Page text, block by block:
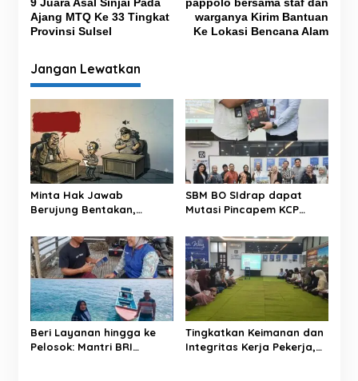
v
i
g
a
s
i
p
o
s
Ajang MTQ Ke 33 Tingkat
Provinsi Sulsel
warganya Kirim Bantuan
Ke Lokasi Bencana Alam
Jangan Lewatkan
Minta Hak Jawab
Berujung Bentakan,
Badan’ Soal Berita ‘Upeti’
UPPKB Pallangga?
SBM BO SIdrap dapat
Mutasi Pincapem KCP
Segenap Pekerja BRI
Adakan Perpisahan,
Berikan Doa Terbaik
Beri Layanan hingga ke
Pelosok: Mantri BRI
Tingkatkan Keimanan dan
Integritas Kerja Pekerja,